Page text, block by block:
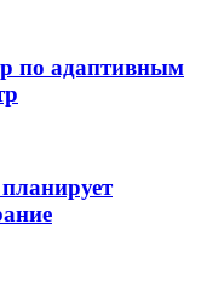
по адаптивным